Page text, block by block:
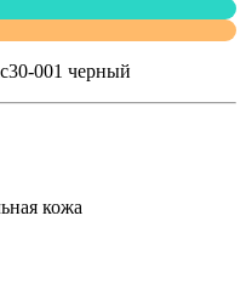
кожа